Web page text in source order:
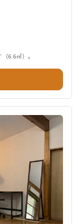
6.6㎡）。